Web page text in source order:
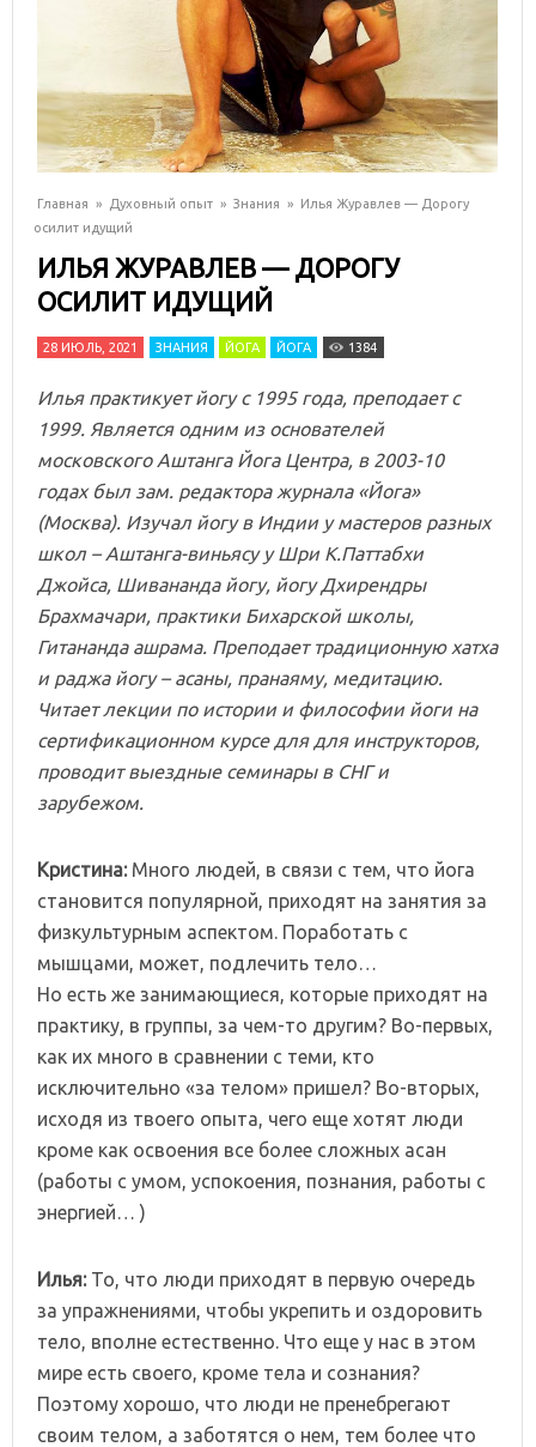
Главная » Духовный опыт » Знания » Илья Журавлев — Дорогу
осилит идущий
ИЛЬЯ ЖУРАВЛЕВ — ДОРОГУ
ОСИЛИТ ИДУЩИЙ
28 ИЮЛЬ, 2021 ЗНАНИЯ ЙОГА ЙОГА 1384
Илья практикует йогу с 1995 года, преподает с
1999. Является одним из основателей
московского Аштанга Йога Центра, в 2003-10
годах был зам. редактора журнала «Йога»
(Москва). Изучал йогу в Индии у мастеров разных
школ – Аштанга-виньясу у Шри К.Паттабхи
Джойса, Шивананда йогу, йогу Дхирендры
Брахмачари, практики Бихарской школы,
Гитананда ашрама. Преподает традиционную хатха
и раджа йогу – асаны, пранаяму, медитацию.
Читает лекции по истории и философии йоги на
сертификационном курсе для для инструкторов,
проводит выездные семинары в СНГ и
зарубежом.
Кристина:Много людей, в связи с тем, что йога
становится популярной, приходят на занятия за
физкультурным аспектом. Поработать с
мышцами, может, подлечить тело…
Но есть же занимающиеся, которые приходят на
практику, в группы, за чем-то другим? Во-первых,
как их много в сравнении с теми, кто
исключительно «за телом» пришел? Во-вторых,
исходя из твоего опыта, чего еще хотят люди
кроме как освоения все более сложных асан
(работы с умом, успокоения, познания, работы с
энергией… )
Илья:То, что люди приходят в первую очередь
за упражнениями, чтобы укрепить и оздоровить
тело, вполне естественно. Что еще у нас в этом
мире есть своего, кроме тела и сознания?
Поэтому хорошо, что люди не пренебрегают
своим телом, а заботятся о нем, тем более что